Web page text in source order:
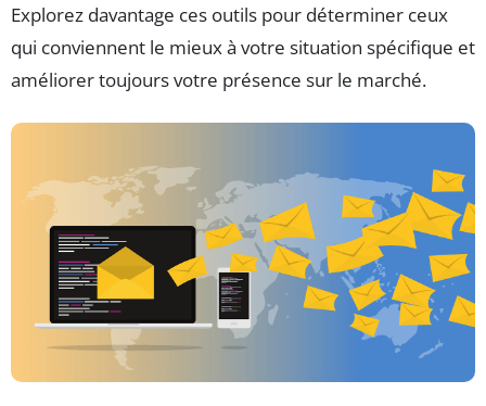
Explorez davantage ces outils pour déterminer ceux
qui conviennent le mieux à votre situation spécifique et
améliorer toujours votre présence sur le marché.